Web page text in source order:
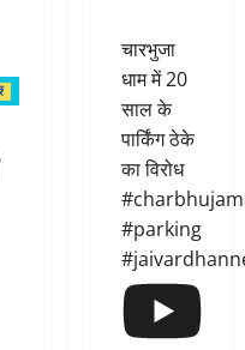
चारभुजा
धाम में 20
साल के
पार्किंग ठेके
का विरोध
#parking